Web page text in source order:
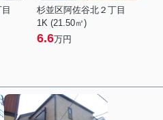
杉並区阿佐谷北２丁目
1K (21.50㎡)
6.6万円